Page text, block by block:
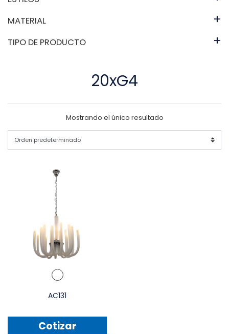
MATERIAL +
TIPO DE PRODUCTO +
20xG4
Mostrando el único resultado
AC131
Cotizar